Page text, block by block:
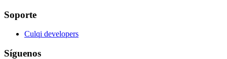
Soporte
Culqi developers
Síguenos